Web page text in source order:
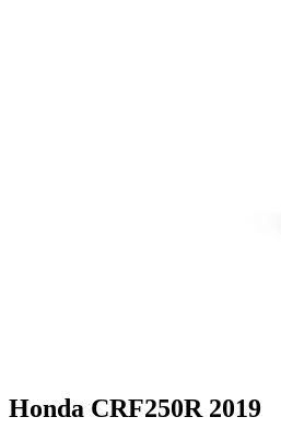
Honda CRF250R 2019